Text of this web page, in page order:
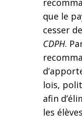
que le
cesser
CDPH.
lois,
afin
les